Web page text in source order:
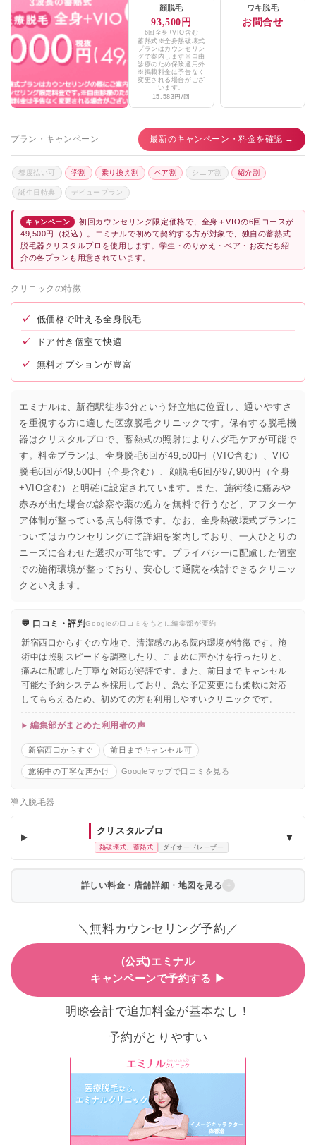
メンズ脱毛専門店NAX ★4.9 (19件)
近藤クリニック
かおるクリニック
エミナルクリニックメンズ新宿院
湘南美容クリニック吉祥寺院 ★4.7 / 5（1,043件）
メンズリゼ新宿南口 ★4.1 / 5（181件）
あおばクリニック吉祥寺院・吉祥寺本院
メンズ脱毛専門店NAX ★4.9 (19件)
顔脱毛
93,500円
6回全身+VIO含む
蓄熱式※全身熱破壊式
プランはカウンセリン
グで案内します※自由
診療のため保険適用外
※掲載料金は予告なく
変更される場合がござ
います。
15,583円/回
ワキ脱毛
お問合せ
プラン・キャンペーン 最新のキャンペーン・料金を確認 →
都度払い可 学割 乗り換え割 ペア割 シニア割 紹介割
誕生日特典 デビュープラン
キャンペーン
初回カウンセリング限定価格で、全身＋VIOの6回コースが
49,500円（税込）。エミナルで初めて契約する方が対象で、独自の蓄熱式
脱毛器クリスタルプロを使用します。学生・のりかえ・ペア・お友だち紹
介の各プランも用意されています。
クリニックの特徴
✓ 低価格で叶える全身脱毛
✓ ドア付き個室で快適
✓ 無料オプションが豊富
エミナルは、新宿駅徒歩3分という好立地に位置し、通いやすさ
を重視する方に適した医療脱毛クリニックです。保有する脱毛機
器はクリスタルプロで、蓄熱式の照射によりムダ毛ケアが可能で
す。料金プランは、全身脱毛6回が49,500円（VIO含む）、VIO
脱毛6回が49,500円（全身含む）、顔脱毛6回が97,900円（全身
+VIO含む）と明確に設定されています。また、施術後に痛みや
赤みが出た場合の診察や薬の処方を無料で行うなど、アフターケ
ア体制が整っている点も特徴です。なお、全身熱破壊式プランに
ついてはカウンセリングにて詳細を案内しており、一人ひとりの
ニーズに合わせた選択が可能です。プライバシーに配慮した個室
での施術環境が整っており、安心して通院を検討できるクリニッ
クといえます。
💬 口コミ・評判Googleの口コミをもとに編集部が要約
新宿西口からすぐの立地で、清潔感のある院内環境が特徴です。施
術中は照射スピードを調整したり、こまめに声かけを行ったりと、
痛みに配慮した丁寧な対応が好評です。また、前日までキャンセル
可能な予約システムを採用しており、急な予定変更にも柔軟に対応
してもらえるため、初めての方も利用しやすいクリニックです。
編集部がまとめた利用者の声
新宿西口からすぐ 前日までキャンセル可
施術中の丁寧な声かけ Googleマップで口コミを見る
導入脱毛器
クリスタルプロ
熱破壊式、蓄熱式 ダイオードレーザー
▼
詳しい料金・店舗詳細・地図を見る
＼無料カウンセリング予約／
(公式)エミナル
キャンペーンで予約する ▶
明瞭会計で追加料金が基本なし！
予約がとりやすい